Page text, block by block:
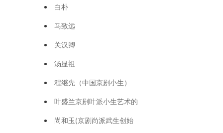
白朴
马致远
关汉卿
汤显祖
程继先（中国京剧小生）
叶盛兰京剧叶派小生艺术的
尚和玉(京剧尚派武生创始